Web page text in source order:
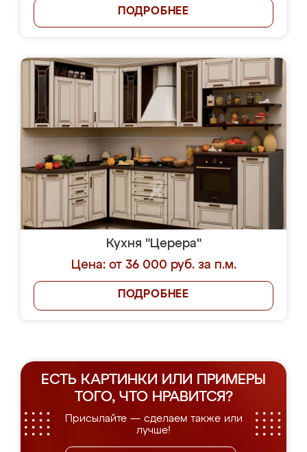
ПОДРОБНЕЕ
Кухня "Церера"
Цена: от 36 000 руб. за п.м.
ПОДРОБНЕЕ
ЕСТЬ КАРТИНКИ ИЛИ ПРИМЕРЫ
ТОГО, ЧТО НРАВИТСЯ?
Присылайте — сделаем также или
лучше!